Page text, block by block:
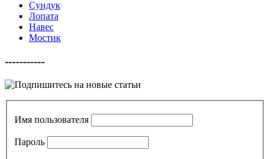
Сундук
Лопата
Навес
Мостик
-----------
Имя пользователя
Пароль